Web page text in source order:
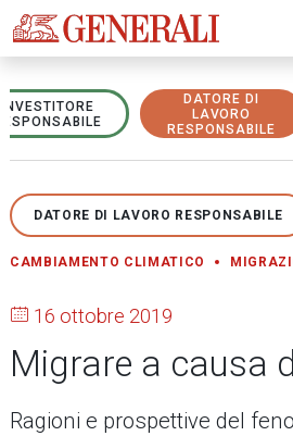
INVESTITORE
DATORE DI
LAVORO
RESPONSABILE
DATORE DI LAVORO RESPONSABILE
CAMBIAMENTO CLIMATICO
16 ottobre 2019
Migrare a causa
Ragioni e prospettive del